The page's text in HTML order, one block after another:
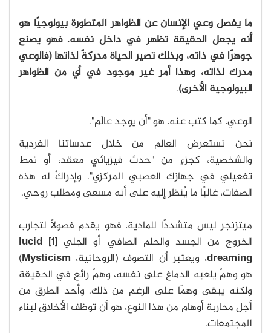
ما يفصل وعي الإنسان عن الظواهر المتطورة بيولوجيًا هو
أنه يجعل الحقيقة تظهر في داخل نفسه. فهو يصنع
جوهرًا في ذاته، وبذلك تصير الحياة مدركةً لذاتها (فالوعي
مدرك لذاته، وهذا أمر غير موجود في أي من الظواهر
البيولوجية الأخرى).
الوعي، كما كتب عنه، هو "أن يوجد عالَم".
نحن نستعرض العالم من خلال عدساتنا الفردية
والشخصية، كجزءٍ من "حدث فيزيائي معقد، أو نمط
تفعيلي في جهازك العصبي المركزي". وإدراكٌ له هذه
الصفات، غالبًا ما يُنظر إليه على أنه مسعى ومطلب روحي.
ميتزنجر ليس متشددًا للمادية، فهو يقدم فصولًا لتجارب
الخروج من الجسد والحلم الصافي أو الجلي
[1] lucid
dreaming، ويعتبر أن التصوف (الروحانية، Mysticism
)
هو وهمٌ يلعبه الدماغ على نفسه، وهمٌ رائع في الحقيقة
ولكنه يبقى وهمًا على الرغم من ذلك. وأحد الطرق من
أجل محاربة أوهام من هذا النوع، هو أن توظف الأخلاق لبناء
المجتمعات.